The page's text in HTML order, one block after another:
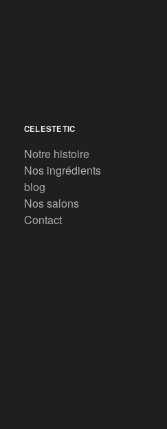
CELESTETIC
Notre histoire
Nos ingrédients
blog
Nos salons
Contact